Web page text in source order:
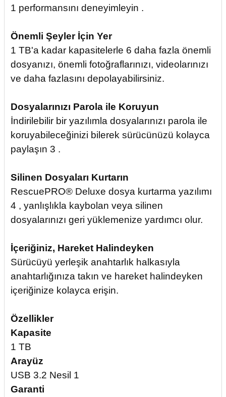
1 performansını deneyimleyin .
Önemli Şeyler İçin Yer
1 TB'a kadar kapasitelerle 6 daha fazla önemli
dosyanızı, önemli fotoğraflarınızı, videolarınızı
ve daha fazlasını depolayabilirsiniz.
Dosyalarınızı Parola ile Koruyun
İndirilebilir bir yazılımla dosyalarınızı parola ile
koruyabileceğinizi bilerek sürücünüzü kolayca
paylaşın 3 .
Silinen Dosyaları Kurtarın
RescuePRO® Deluxe dosya kurtarma yazılımı
4 , yanlışlıkla kaybolan veya silinen
dosyalarınızı geri yüklemenize yardımcı olur.
İçeriğiniz, Hareket Halindeyken
Sürücüyü yerleşik anahtarlık halkasıyla
anahtarlığınıza takın ve hareket halindeyken
içeriğinize kolayca erişin.
Özellikler
Kapasite
1 TB
Arayüz
USB 3.2 Nesil 1
Garanti